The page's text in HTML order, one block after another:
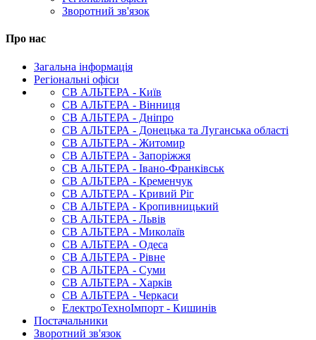
Зворотний зв'язок
Про нас
Загальна інформація
Регіональні офіси
СВ АЛЬТЕРА - Київ
СВ АЛЬТЕРА - Вінниця
СВ АЛЬТЕРА - Дніпро
СВ АЛЬТЕРА - Донецька та Луганська області
СВ АЛЬТЕРА - Житомир
СВ АЛЬТЕРА - Запоріжжя
СВ АЛЬТЕРА - Івано-Франківськ
СВ АЛЬТЕРА - Кременчук
СВ АЛЬТЕРА - Кривий Ріг
СВ АЛЬТЕРА - Кропивницький
СВ АЛЬТЕРА - Львів
СВ АЛЬТЕРА - Миколаїв
СВ АЛЬТЕРА - Одеса
СВ АЛЬТЕРА - Рівне
СВ АЛЬТЕРА - Суми
СВ АЛЬТЕРА - Харків
СВ АЛЬТЕРА - Черкаси
ЕлектроТехноІмпорт - Кишинів
Постачальники
Зворотний зв'язок